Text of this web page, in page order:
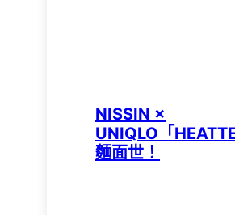
NISSIN ×
UNIQLO「
麵面世！